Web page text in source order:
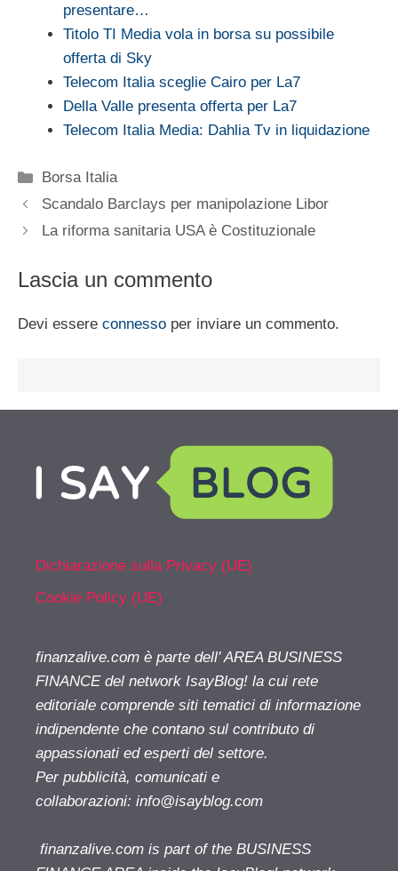
presentare…
Titolo TI Media vola in borsa su possibile
offerta di Sky
Telecom Italia sceglie Cairo per La7
Della Valle presenta offerta per La7
Telecom Italia Media: Dahlia Tv in liquidazione
Categorie
Borsa Italia
Scandalo Barclays per manipolazione Libor
La riforma sanitaria USA è Costituzionale
Lascia un commento
Devi essere connesso per inviare un commento.
Dichiarazione sulla Privacy (UE)
Cookie Policy (UE)
finanzalive.com è parte dell' AREA BUSINESS
FINANCE del network IsayBlog! la cui rete
editoriale comprende siti tematici di informazione
indipendente che contano sul contributo di
appassionati ed esperti del settore.
Per pubblicità, comunicati e
collaborazioni: info@isayblog.com
finanzalive.com is part of the BUSINESS